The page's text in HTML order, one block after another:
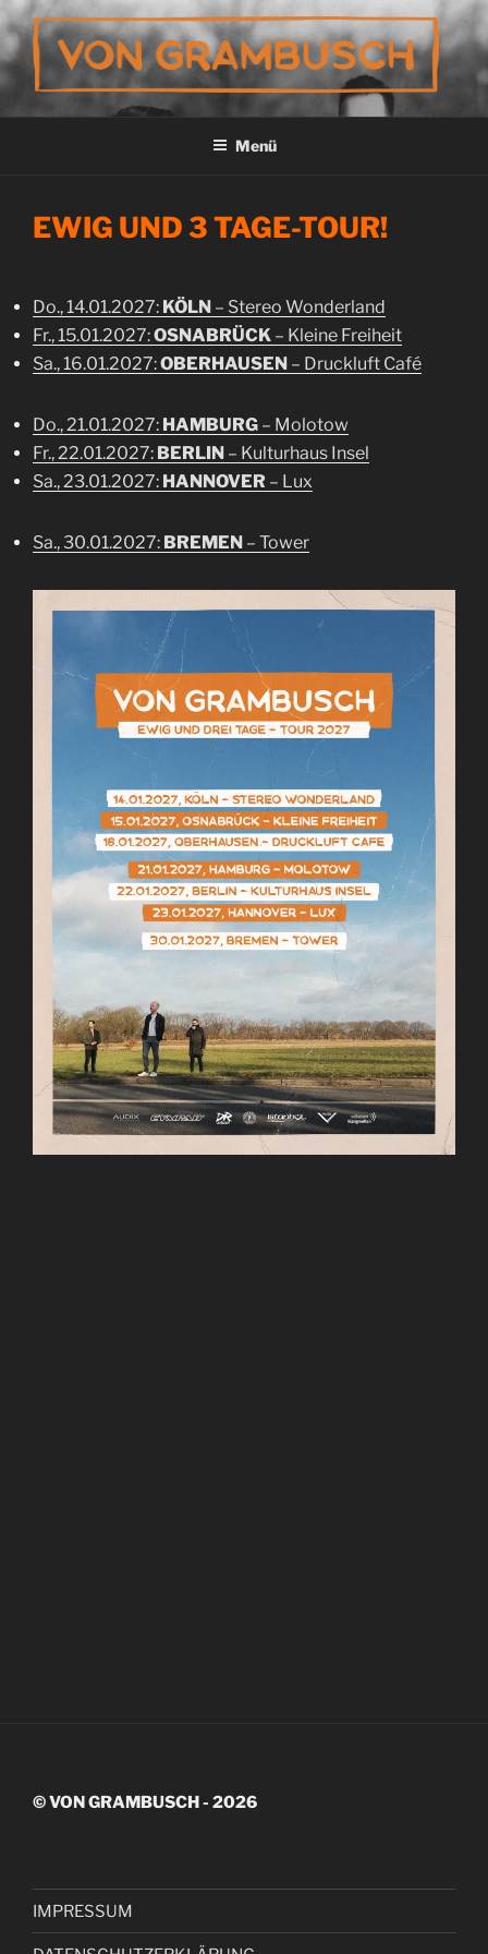
Zum
Inhalt
springen
VON GRAMBUSCH
Menü
EWIG UND 3 TAGE-TOUR!
Do., 14.01.2027: KÖLN – Stereo Wonderland
Fr., 15.01.2027:OSNABRÜCK – Kleine Freiheit
Sa., 16.01.2027:OBERHAUSEN – Druckluft Café
Do., 21.01.2027: HAMBURG – Molotow
Fr., 22.01.2027: BERLIN – Kulturhaus Insel
Sa., 23.01.2027: HANNOVER – Lux
Sa., 30.01.2027: BREMEN – Tower
© VON GRAMBUSCH - 2026
IMPRESSUM